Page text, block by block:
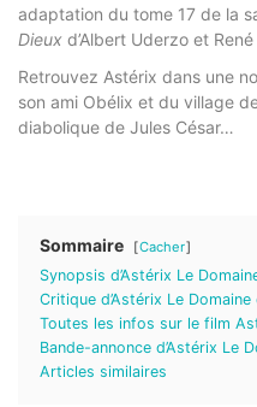
adaptation du tome 17 de la
Dieux d’Albert Uderzo et
Retrouvez Astérix dans une
son ami Obélix et du village
diabolique de Jules César…
Sommaire Cacher
Synopsis d’Astérix Le
Critique d’Astérix Le Domaine
Toutes les infos sur le film
Bande-annonce d’Astérix Le
Articles similaires